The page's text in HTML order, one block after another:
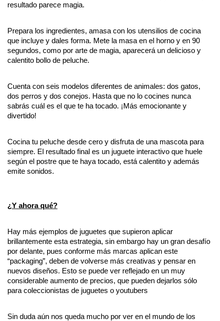
resultado parece magia.
Prepara los ingredientes, amasa con los utensilios de cocina
que incluye y dales forma. Mete la masa en el horno y en 90
segundos, como por arte de magia, aparecerá un delicioso y
calentito bollo de peluche.
Cuenta con seis modelos diferentes de animales: dos gatos,
dos perros y dos conejos. Hasta que no lo cocines nunca
sabrás cuál es el que te ha tocado. ¡Más emocionante y
divertido!
Cocina tu peluche desde cero y disfruta de una mascota para
siempre. El resultado final es un juguete interactivo que huele
según el postre que te haya tocado, está calentito y además
emite sonidos.
¿Y ahora qué?
Hay más ejemplos de juguetes que supieron aplicar
brillantemente esta estrategia, sin embargo hay un gran desafío
por delante, pues conforme más marcas aplican este
“packaging”, deben de volverse más creativas y pensar en
nuevos diseños. Esto se puede ver reflejado en un muy
considerable aumento de precios, que pueden dejarlos sólo
para coleccionistas de juguetes o youtubers
Sin duda aún nos queda mucho por ver en el mundo de los